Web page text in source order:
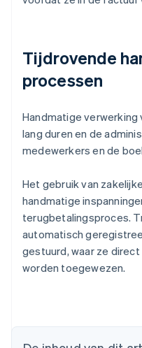
Tijdrovende
processen
Handmatige
lang duren en de
medewerkers en de
Het gebruik van
handmatige
terugbetalingsproces.
automatisch
gestuurd, waar ze
worden toegewezen.